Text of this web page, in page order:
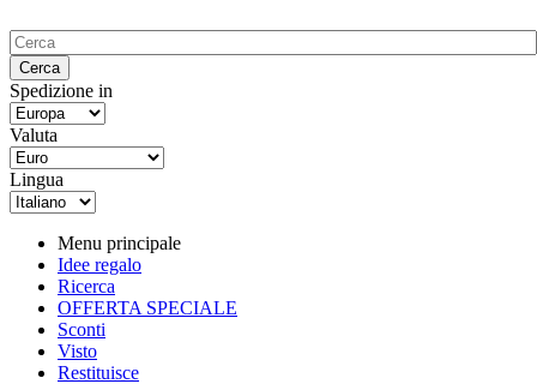
Spedizione in
Valuta
Lingua
Menu principale
Idee regalo
Ricerca
OFFERTA SPECIALE
Sconti
Visto
Restituisce